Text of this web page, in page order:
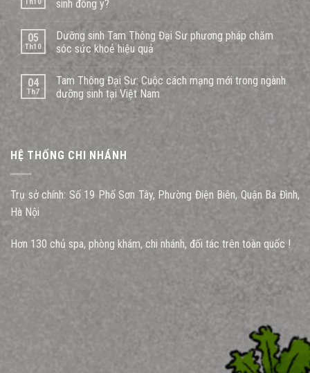
Th10
sinh đông y?
05
Th10
Dưỡng sinh Tam Thông Đại Sư phương pháp chăm
sóc sức khoẻ hiệu quả
04
Th7
Tam Thông Đại Sư: Cuộc cách mạng mới trong ngành
dưỡng sinh tại Việt Nam
HỆ THỐNG CHI NHÁNH
Trụ sở chính: Số 19 Phố Sơn Tây, Phường Điện Biên, Quận Ba Đình,
Hà Nội
Hơn 130 chủ spa, phòng khám, chi nhánh, đối tác trên toàn quốc !